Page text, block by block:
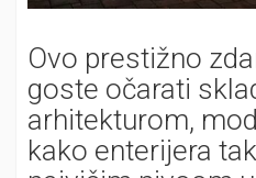
Ovo prestižno
goste očarati
arhitekturom,
kako enterijera